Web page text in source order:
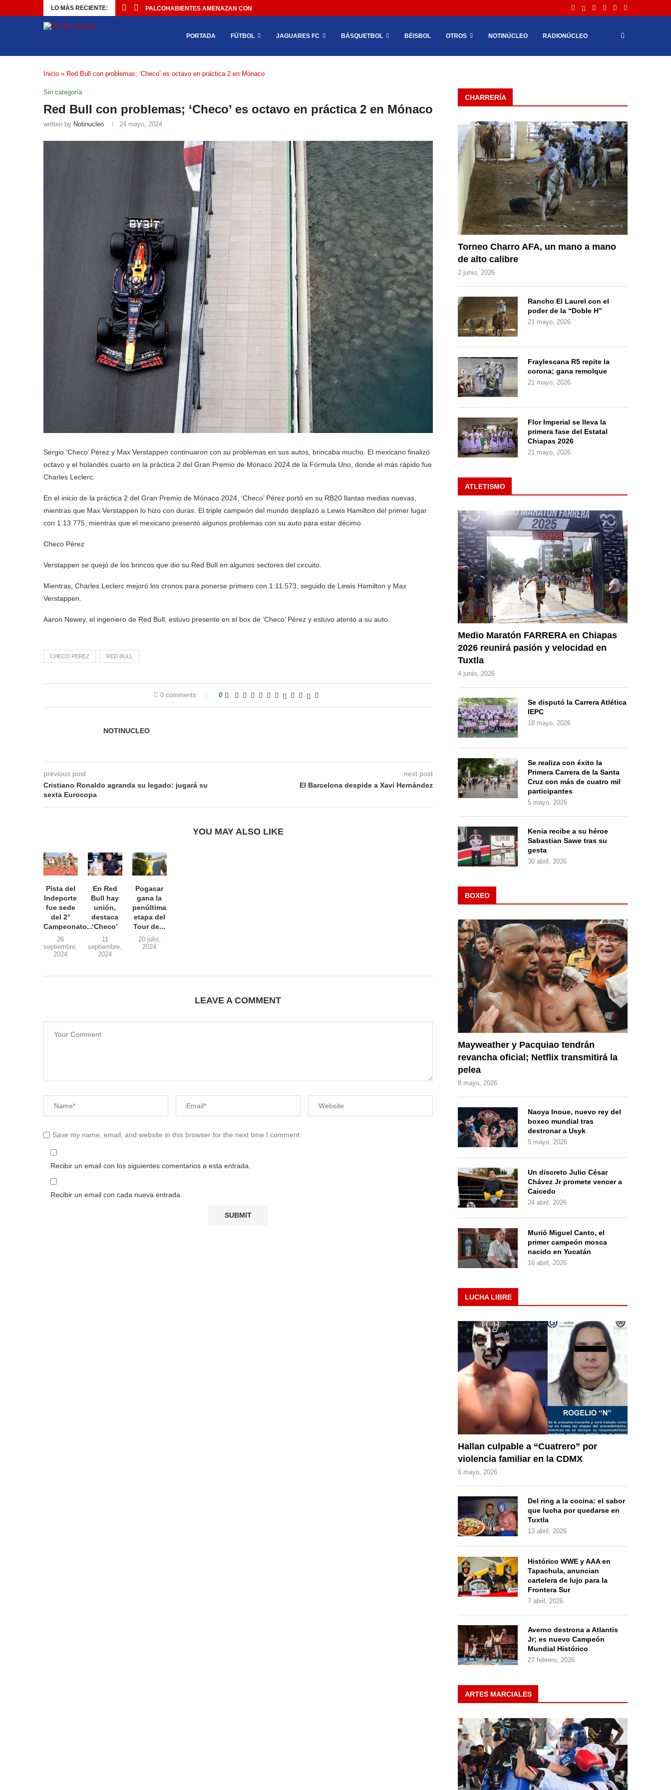
LO MÁS RECIENTE: PALCOHABIENTES AMENAZAN CON IMPEDIR EL MÉXICO VS SUDÁFRICA...
PORTADA FÚTBOL JAGUARES FC BÁSQUETBOL BÉISBOL OTROS NOTINÚCLEO RADIONÚCLEO
Inicio » Red Bull con problemas; ‘Checo’ es octavo en práctica 2 en Mónaco
Sin categoría
Red Bull con problemas; ‘Checo’ es octavo en práctica 2 en Mónaco
written by Notinucleo 24 mayo, 2024
Sergio ‘Checo’ Pérez y Max Verstappen continuaron con su problemas en sus autos, brincaba mucho. El mexicano finalizó
octavo y el holandés cuarto en la práctica 2 del Gran Premio de Mónaco 2024 de la Fórmula Uno, donde el más rápido fue
Charles Leclerc.
En el inicio de la práctica 2 del Gran Premio de Mónaco 2024, ‘Checo’ Pérez portó en su RB20 llantas medias nuevas,
mientras que Max Verstappen lo hizo con duras. El triple campeón del mundo desplazó a Lewis Hamilton del primer lugar
con 1:13.775, mientras que el mexicano presentó algunos problemas con su auto para estar décimo.
Checo Pérez
Verstappen se quejó de los brincos que dio su Red Bull en algunos sectores del circuito.
Mientras, Charles Leclerc mejoró los cronos para ponerse primero con 1:11.573, seguido de Lewis Hamilton y Max
Verstappen.
Aaron Newey, el ingeniero de Red Bull, estuvo presente en el box de ‘Checo’ Pérez y estuvo atento a su auto.
CHECO PEREZ RED BULL
0 comments 0
NOTINUCLEO
previous post
Cristiano Ronaldo agranda su legado: jugará su
sexta Eurocopa
next post
El Barcelona despide a Xavi Hernández
YOU MAY ALSO LIKE
Pista del
Indeporte
fue sede
del 2°
Campeonato...
26
septiembre,
2024
En Red
Bull hay
unión,
destaca
‘Checo’
11
septiembre,
2024
Pogacar
gana la
penúltima
etapa del
Tour de...
20 julio,
2024
LEAVE A COMMENT
Save my name, email, and website in this browser for the next time I comment.
Recibir un email con los siguientes comentarios a esta entrada.
Recibir un email con cada nueva entrada.
CHARRERÍA
Torneo Charro AFA, un mano a mano
de alto calibre
2 junio, 2026
Rancho El Laurel con el
poder de la “Doble H”
21 mayo, 2026
Fraylescana R5 repite la
corona; gana remolque
21 mayo, 2026
Flor Imperial se lleva la
primera fase del Estatal
Chiapas 2026
21 mayo, 2026
ATLETISMO
Medio Maratón FARRERA en Chiapas
2026 reunirá pasión y velocidad en
Tuxtla
4 junio, 2026
Se disputó la Carrera Atlética
IEPC
18 mayo, 2026
Se realiza con éxito la
Primera Carrera de la Santa
Cruz con más de cuatro mil
participantes
5 mayo, 2026
Kenia recibe a su héroe
Sabastian Sawe tras su
gesta
30 abril, 2026
BOXEO
Mayweather y Pacquiao tendrán
revancha oficial; Netflix transmitirá la
pelea
8 mayo, 2026
Naoya Inoue, nuevo rey del
boxeo mundial tras
destronar a Usyk
5 mayo, 2026
Un discreto Julio César
Chávez Jr promete vencer a
Caicedo
24 abril, 2026
Murió Miguel Canto, el
primer campeón mosca
nacido en Yucatán
16 abril, 2026
LUCHA LIBRE
Hallan culpable a “Cuatrero” por
violencia familiar en la CDMX
6 mayo, 2026
Del ring a la cocina: el sabor
que lucha por quedarse en
Tuxtla
13 abril, 2026
Histórico WWE y AAA en
Tapachula, anuncian
cartelera de lujo para la
Frontera Sur
7 abril, 2026
Averno destrona a Atlantis
Jr; es nuevo Campeón
Mundial Histórico
27 febrero, 2026
ARTES MARCIALES